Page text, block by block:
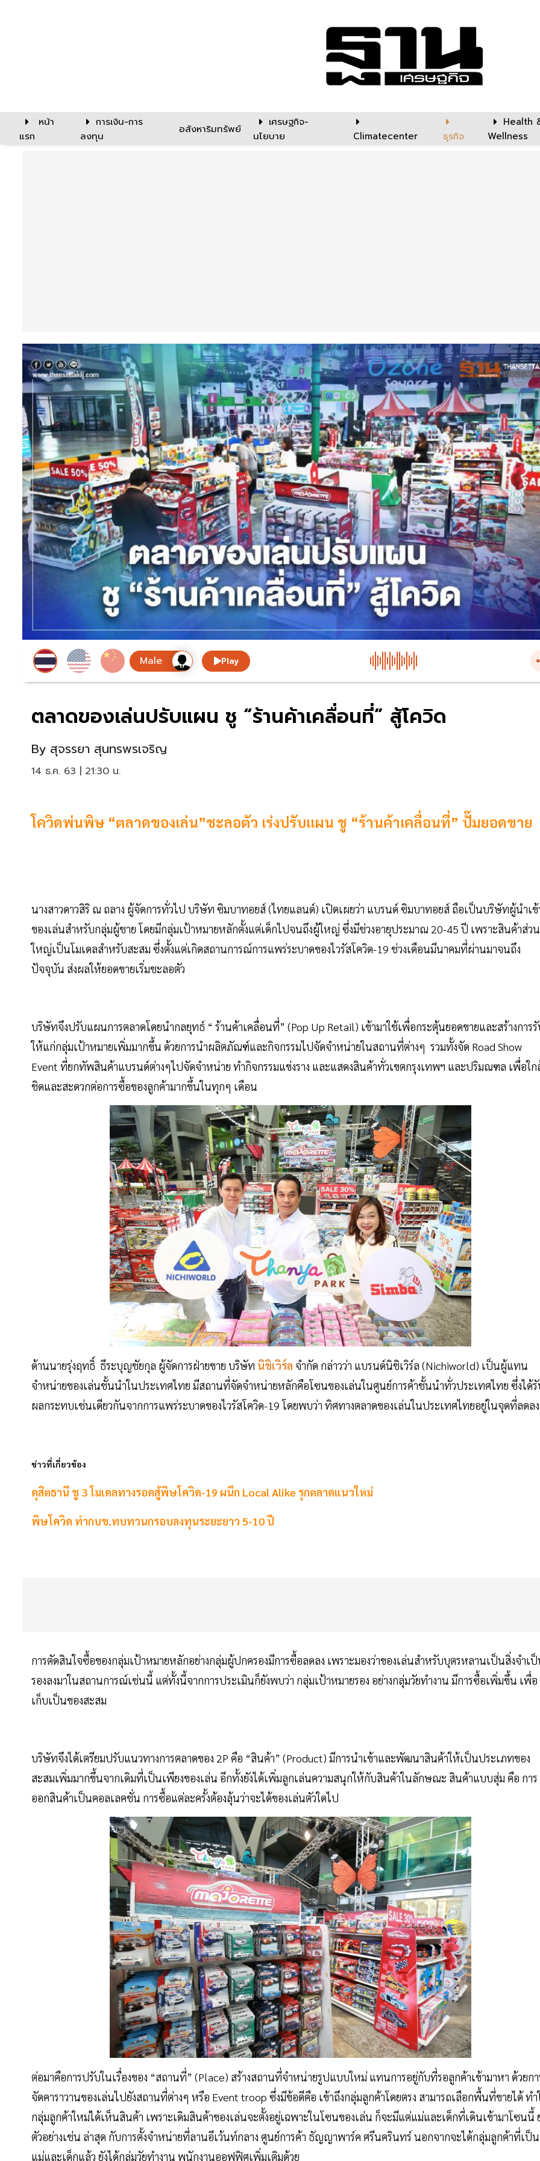
หน้า
แรก
การเงิน-การ
ลงทุน
อสังหาริมทรัพย์
เศรษฐกิจ-
นโยบาย
Climatecenter ธุรกิจ
Health
Wellness
Play
ตลาดของเล่นปรับแผน ชู “ร้านค้าเคลื่อนที่” สู้โควิด
By สุจรรยา สุนทรพรเจริญ
14 ธ.ค. 63 | 21:30 น.
โควิดพ่นพิษ “ตลาดของเล่น”ชะลอตัว เร่งปรับแผน ชู “ร้านค้าเคลื่อนที่” ปั๊มยอดขาย
นางสาวดาวสิริ ณ ถลาง ผู้จัดการทั่วไป บริษัท ซิมบาทอยส์ (ไทยแลนด์) เปิดเผยว่า แบรนด์ ซิมบาทอยส์ ถือเป็นบริษัทผู้นำเข้
ของเล่นสำหรับกลุ่มผู้ชาย โดยมีกลุ่มเป้าหมายหลักตั้งแต่เด็กไปจนถึงผู้ใหญ่ ซึ่งมีช่วงอายุประมาณ 20-45 ปี เพราะสินค้าส่วน
ใหญ่เป็นโมเดลสำหรับสะสม ซึ่งตั้งแต่เกิดสถานการณ์การแพร่ระบาดของไวรัสโควิด-19 ช่วงเดือนมีนาคมที่ผ่านมาจนถึง
ปัจจุบัน ส่งผลให้ยอดขายเริ่มชะลอตัว
บริษัทจึงปรับแผนการตลาดโดยนำกลยุทธ์ “ ร้านค้าเคลื่อนที่” (Pop Up Retail) เข้ามาใช้เพื่อกระตุ้นยอดขายและสร้างการ
ให้แก่กลุ่มเป้าหมายเพิ่มมากขึ้น ด้วยการนำผลิตภัณฑ์และกิจกรรมไปจัดจำหน่ายในสถานที่ต่างๆ รวมทั้งจัด Road Show
Event ที่ยกทัพสินค้าแบรนด์ต่างๆไปจัดจำหน่าย ทำกิจกรรมแข่งราง และแสดงสินค้าทั่วเขตกรุงเทพฯ และปริมณฑล เพื่อใก
ชิดและสะดวกต่อการซื้อของลูกค้ามากขึ้นในทุกๆ เดือน
ด้านนายรุ่งฤทธิ์ ธีระบุญชัยกุล ผู้จัดการฝ่ายขาย บริษัท นิชิเวิร์ล จำกัด กล่าวว่า แบรนด์นิชิเวิร์ล (Nichiworld) เป็นผู้แทน
จำหน่ายของเล่นชั้นนำในประเทศไทย มีสถานที่จัดจำหน่ายหลักคือโซนของเล่นในศูนย์การค้าชั้นนำทั่วประเทศไทย ซึ่งได้
ผลกระทบเช่นเดียวกันจากการแพร่ระบาดของไวรัสโควิด-19 โดยพบว่า ทิศทางตลาดของเล่นในประเทศไทยอยู่ในจุดที่ลดลง
ข่าวที่เกี่ยวข้อง
ดุสิตธานี ชู 3 โมเดลทางรอดสู้พิษโควิด-19 ผนึก Local Alike รุกตลาดแนวใหม่
พิษโควิด ทำกบข.ทบทวนกรอบลงทุนระยะยาว 5-10 ปี
การตัดสินใจซื้อของกลุ่มเป้าหมายหลักอย่างกลุ่มผู้ปกครองมีการซื้อลดลง เพราะมองว่าของเล่นสำหรับบุตรหลานเป็นสิ่งจำเ
รองลงมาในสถานการณ์เช่นนี้ แต่ทั้งนี้จากการประเมินก็ยังพบว่า กลุ่มเป้าหมายรอง อย่างกลุ่มวัยทำงาน มีการซื้อเพิ่มขึ้น เพื่อ
เก็บเป็นของสะสม
บริษัทจึงได้เตรียมปรับแนวทางการตลาดของ 2P คือ “สินค้า” (Product) มีการนำเข้าและพัฒนาสินค้าให้เป็นประเภทของ
สะสมเพิ่มมากขึ้นจากเดิมที่เป็นเพียงของเล่น อีกทั้งยังได้เพิ่มลูกเล่นความสนุกให้กับสินค้าในลักษณะ สินค้าแบบสุ่ม คือ การ
ออกสินค้าเป็นคอลเลคชั่น การซื้อแต่ละครั้งต้องลุ้นว่าจะได้ของเล่นตัวใดไป
ต่อมาคือการปรับในเรื่องของ “สถานที่” (Place) สร้างสถานที่จำหน่ายรูปแบบใหม่ แทนการอยู่กับที่รอลูกค้าเข้ามาหา ด้วยกา
จัดคาราวานของเล่นไปยังสถานที่ต่างๆ หรือ Event troop ซึ่งมีข้อดีคือ เข้าถึงกลุ่มลูกค้าโดยตรง สามารถเลือกพื้นที่ขายได้ ท
กลุ่มลูกค้าใหม่ได้เห็นสินค้า เพราะเดิมสินค้าของเล่นจะตั้งอยู่เฉพาะในโซนของเล่น ก็จะมีแต่แม่และเด็กที่เดินเข้ามาโซนนี้
ตัวอย่างเช่น ล่าสุด กับการตั้งจำหน่ายที่ลานอีเว้นท์กลาง ศูนย์การค้า ธัญญาพาร์ค ศรีนครินทร์ นอกจากจะได้กลุ่มลูกค้าที่เป็น
แม่และเด็กแล้ว ยังได้กลุ่มวัยทำงาน พนักงานออฟฟิศเพิ่มเติมด้วย